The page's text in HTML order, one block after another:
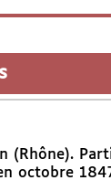
(Rhône).
octobre